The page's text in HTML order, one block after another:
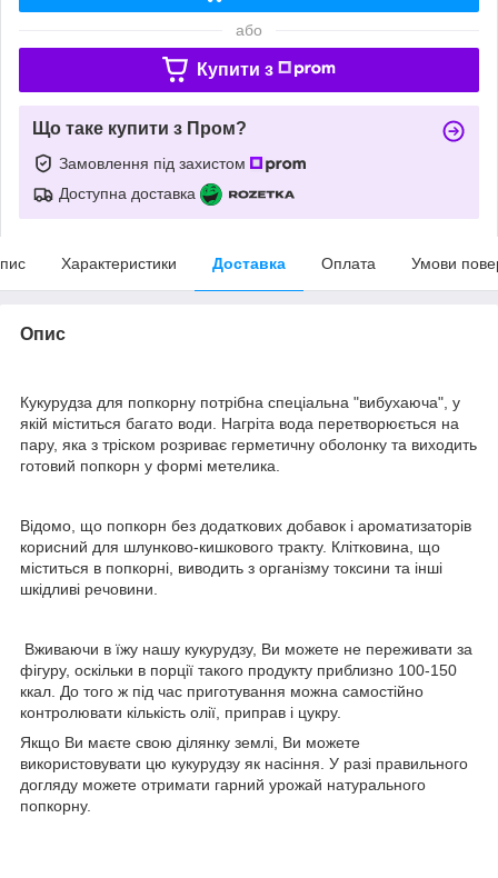
або
Купити з
Що таке купити з Пром?
Замовлення під захистом
Доступна доставка
Характеристики Доставка Оплата Умови
Опис
Кукурудза для попкорну потрібна спеціальна "вибухаюча", у
якій міститься багато води. Нагріта вода перетворюється на
пару, яка з тріском розриває герметичну оболонку та виходить
готовий попкорн у формі метелика.
Відомо, що попкорн без додаткових добавок і ароматизаторів
корисний для шлунково-кишкового тракту. Клітковина, що
міститься в попкорні, виводить з організму токсини та інші
шкідливі речовини.
Вживаючи в їжу нашу кукурудзу, Ви можете не переживати за
фігуру, оскільки в порції такого продукту приблизно 100-150
ккал. До того ж під час приготування можна самостійно
контролювати кількість олії, приправ і цукру.
Якщо Ви маєте свою ділянку землі, Ви можете
використовувати цю кукурудзу як насіння. У разі правильного
догляду можете отримати гарний урожай натурального
попкорну.